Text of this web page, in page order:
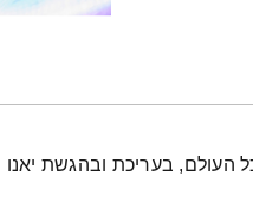
העולם, בעריכת ובהגשת